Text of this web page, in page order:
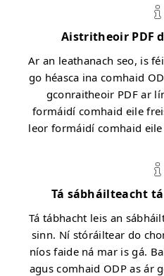
Aistritheoir PDF
Ar an leathanach seo, is
go héasca ina comhaid
gconraitheoir PDF ar
formáidí comhaid eile
leor formáidí comhaid
Tá sábháilteacht
Tá tábhacht leis an
sinn. Ní stóráiltear do
níos faide ná mar is gá.
agus comhaid ODP as ár